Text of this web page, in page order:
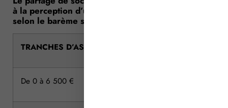
à la perception d’un émolument proportionnel,
selon le barème suivant :
TRANCHES D’ASSIETTE
De 0 à 6 500 €